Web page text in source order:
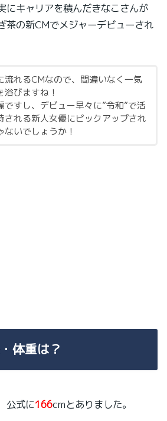
にキャリアを積んだきなこさんが
茶の新CMでメジャーデビューされ
流れるCMなので、間違いなく一気
浴びますね！
ですし、デビュー早々に”令和”で活
される新人女優にピックアップされ
ないでしょうか！
体重は？
公式に166cmとありました。